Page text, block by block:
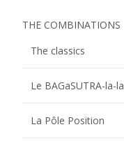
THE COMBINATIONS
The classics
Le BAGaSUTRA-la-la
La Pôle Position